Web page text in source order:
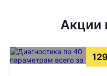
Акции